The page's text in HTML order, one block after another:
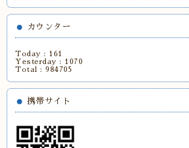
カウンター
Today : 161
Yesterday : 1070
Total :984705
携帯サイト